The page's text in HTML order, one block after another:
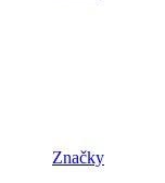
Značky